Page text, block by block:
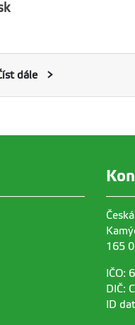
dále
165
IČO:
DIČ:
ID